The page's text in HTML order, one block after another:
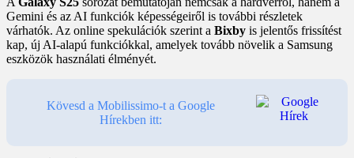
Gemini és az AI funkciók képességeiről is további részletek
várhatók. Az online spekulációk szerint a Bixby is jelentős frissítést
kap, új AI-alapú funkciókkal, amelyek tovább növelik a Samsung
eszközök használati élményét.
Kövesd a Mobilissimo-t a Google
Hírekben itt: